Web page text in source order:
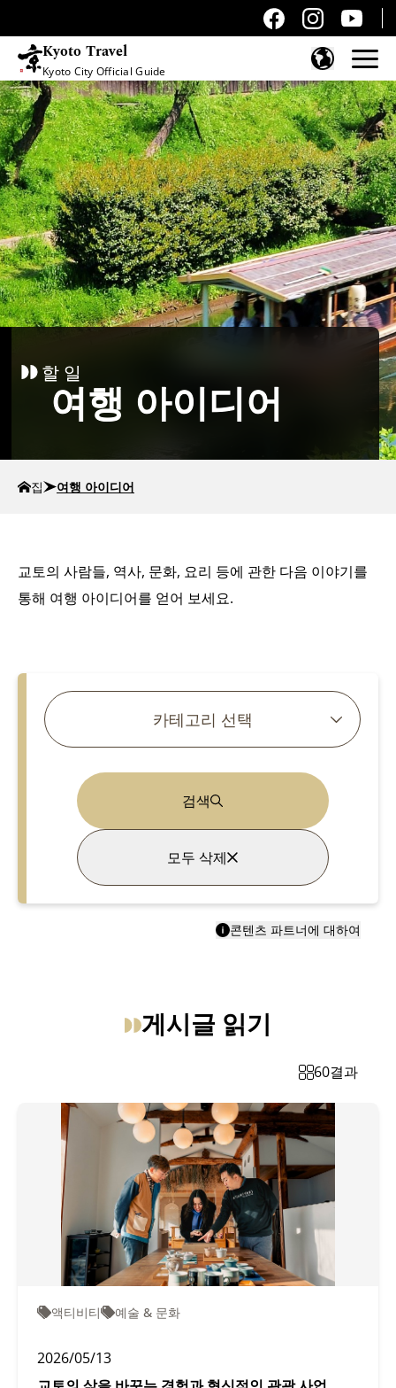
Kyoto Travel
Kyoto City Official Guide
콘텐츠 건너뛰기
할 일
여행 아이디어
집 여행 아이디어
교토의 사람들, 역사, 문화, 요리 등에 관한 다음 이야기를
통해 여행 아이디어를 얻어 보세요.
기사 검색 카테고리 선택
검색
모두 삭제
콘텐츠 파트너에 대하여
게시글 읽기
60결과
액티비티 예술 & 문화
2026/05/13